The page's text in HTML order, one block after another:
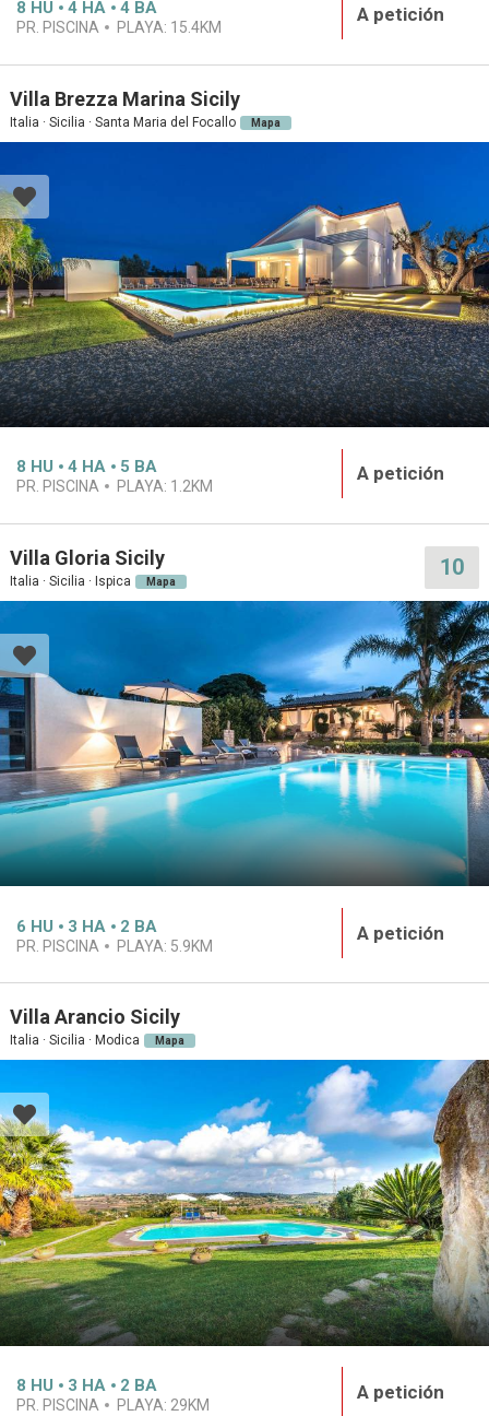
8 HU 4 HA 4 BA
PR. PISCINA PLAYA: 15.4KM
A petición
Villa Brezza Marina Sicily
Italia · Sicilia · Santa Maria del Focallo Mapa
8 HU 4 HA 5 BA
PR. PISCINA PLAYA: 1.2KM
A petición
Villa Gloria Sicily
Italia · Sicilia · Ispica Mapa
10
6 HU 3 HA 2 BA
PR. PISCINA PLAYA: 5.9KM
A petición
Villa Arancio Sicily
Italia · Sicilia · Modica Mapa
8 HU 3 HA 2 BA
PR. PISCINA PLAYA: 29KM
A petición